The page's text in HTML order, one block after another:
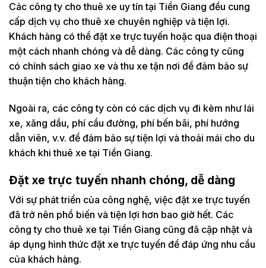
Các công ty cho thuê xe uy tín tại Tiền Giang đều cung
cấp dịch vụ cho thuê xe chuyên nghiệp và tiện lợi.
Khách hàng có thể đặt xe trực tuyến hoặc qua điện thoại
một cách nhanh chóng và dễ dàng. Các công ty cũng
có chính sách giao xe và thu xe tận nơi để đảm bảo sự
thuận tiện cho khách hàng.
Ngoài ra, các công ty còn có các dịch vụ đi kèm như lái
xe, xăng dầu, phí cầu đường, phí bến bãi, phí hướng
dẫn viên, v.v. để đảm bảo sự tiện lợi và thoải mái cho du
khách khi thuê xe tại Tiền Giang.
Đặt xe trực tuyến nhanh chóng, dễ dàng
Với sự phát triển của công nghệ, việc đặt xe trực tuyến
đã trở nên phổ biến và tiện lợi hơn bao giờ hết. Các
công ty cho thuê xe tại Tiền Giang cũng đã cập nhật và
áp dụng hình thức đặt xe trực tuyến để đáp ứng nhu cầu
của khách hàng.